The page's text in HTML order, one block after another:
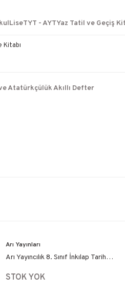
İçerik #3
Kitabı
LiseTYT - AYTYaz Tatil ve Geçiş
Atatürkçülük Akıllı Defter
Arı Yayınları
Arı Yayıncılık 8. Sınıf İnkılap Tarihi
STOK YOK